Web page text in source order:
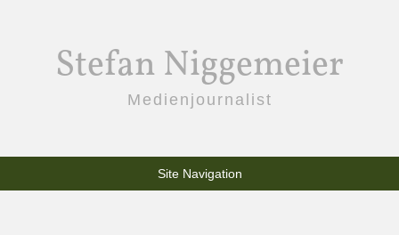
Stefan Niggemeier
Medienjournalist
Site Navigation